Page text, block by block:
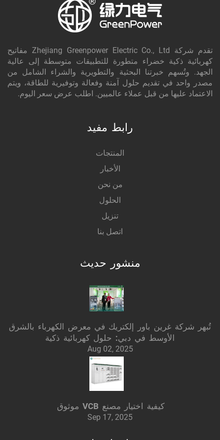
تقدم شركة Zhejiang Greenpower Electric Co., Ltd مفاتيح
كهربائية ذكية خضراء متطورة للتطبيقات متوسطة إلى عالية
الجهد. وتُسهم خبرتنا البحثية والتطويرية والشراء الشامل من
مصدر واحد في تقديم حلول آمنة وفعالة وتوفيرية للطاقة، ويتم
الاعتماد عليها من قبل عملاء عالميين. اطلب عرض سعر اليوم.
رابط مفيد
المنتجات
الأخبار
من نحن
الحلول
تنزيل
اتصل بنا
منشور حديث
تُبهر شركة غرين باور إلكتريك في معرض الكهرباء بالشرق
الأوسط في دبي: حلول كهربائية ذكية
Aug 02, 2025
كيفية اختيار مصنع VCB موثوق
Sep 17, 2025